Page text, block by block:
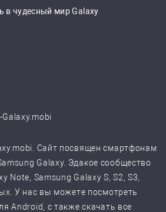
в чудесный мир Galaxy
Сайт посвящен смартфонам
Galaxy. Эдакое сообщество
Note, Samsung Galaxy S, S2, S3,
У нас вы можете посмотреть
Android, с также скачать все